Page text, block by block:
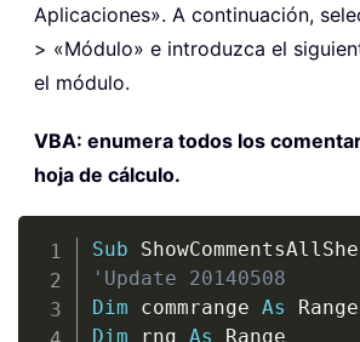
Aplicaciones». A continuación,
> «Módulo» e introduzca el
el módulo.
VBA: enumera todos los
hoja de cálculo.
Sub
'Update 20140508
Dim commrange As
Dim rng As